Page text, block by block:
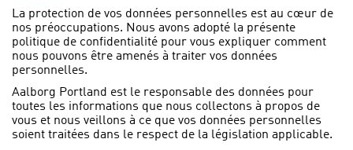
La protection de vos données personnelles est au cœur de
nos préoccupations. Nous avons adopté la présente
politique de confidentialité pour vous expliquer comment
nous pouvons être amenés à traiter vos données
personnelles.
Aalborg Portland est le responsable des données pour
toutes les informations que nous collectons à propos de
vous et nous veillons à ce que vos données personnelles
soient traitées dans le respect de la législation applicable.